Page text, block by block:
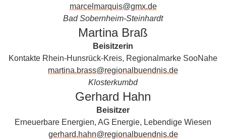
marcelmarquis@gmx.de
Bad Sobernheim-Steinhardt
Martina Braß
Beisitzerin
Kontakte Rhein-Hunsrück-Kreis, Regionalmarke SooNahe
martina.brass@regionalbuendnis.de
Klosterkumbd
Gerhard Hahn
Beisitzer
Erneuerbare Energien, AG Energie, Lebendige Wiesen
gerhard.hahn@regionalbuendnis.de